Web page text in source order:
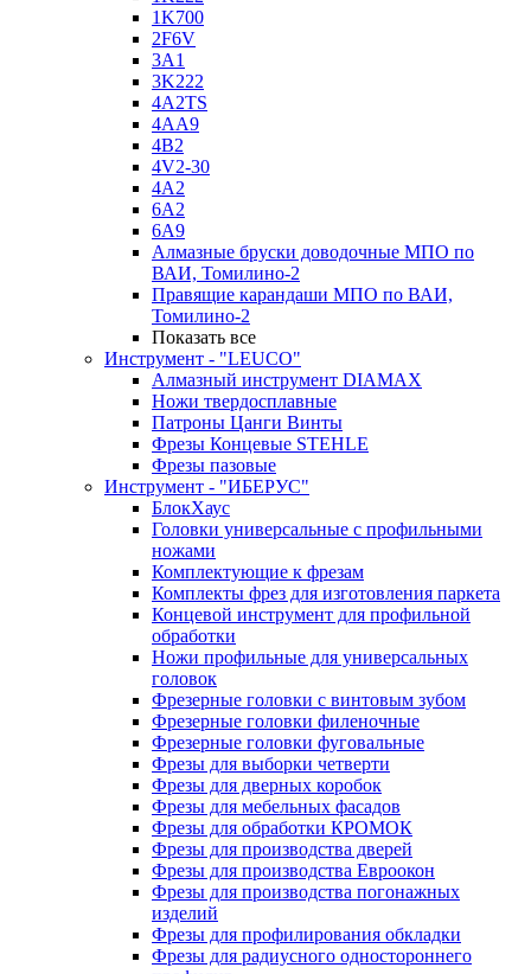
1K700
2F6V
3A1
3K222
4A2TS
4AA9
4B2
4V2-30
4А2
6A2
6A9
Алмазные бруски доводочные МПО по
ВАИ, Томилино-2
Правящие карандаши МПО по ВАИ,
Томилино-2
Показать все
Инструмент - "LEUCO"
Алмазный инструмент DIAMAX
Ножи твердосплавные
Патроны Цанги Винты
Фрезы Концевые STEHLE
Фрезы пазовые
Инструмент - "ИБЕРУС"
БлокХаус
Головки универсальные с профильными
ножами
Комплектующие к фрезам
Комплекты фрез для изготовления паркета
Концевой инструмент для профильной
обработки
Ножи профильные для универсальных
головок
Фрезерные головки с винтовым зубом
Фрезерные головки филеночные
Фрезерные головки фуговальные
Фрезы для выборки четверти
Фрезы для дверных коробок
Фрезы для мебельных фасадов
Фрезы для обработки КРОМОК
Фрезы для производства дверей
Фрезы для производства Евроокон
Фрезы для производства погонажных
изделий
Фрезы для профилирования обкладки
Фрезы для радиусного одностороннего